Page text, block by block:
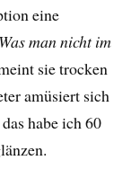
eine
Was man nicht im
sie trocken
amüsiert sich
habe ich 60